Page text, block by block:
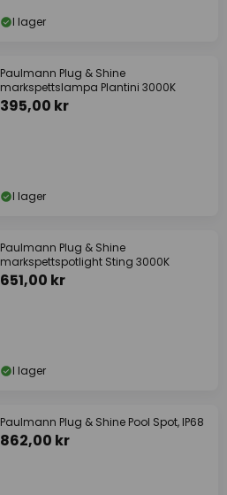
I lager
Paulmann Plug & Shine
markspettslampa Plantini 3000K
395,00 kr
I lager
Paulmann Plug & Shine
markspettspotlight Sting 3000K
651,00 kr
I lager
Paulmann Plug & Shine Pool Spot, IP68
862,00 kr